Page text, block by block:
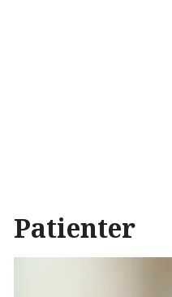
Patienter